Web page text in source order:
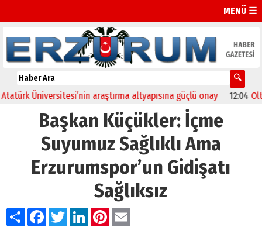
MENÜ ☰
Üniversitesi’nin araştırma altyapısına güçlü onay 12:04 Oltu’da
Başkan Küçükler: İçme
Suyumuz Sağlıklı Ama
Erzurumspor’un Gidişatı
Sağlıksız
PaylaşFacebook
TwitterLinkedIn
Pinterest
Email